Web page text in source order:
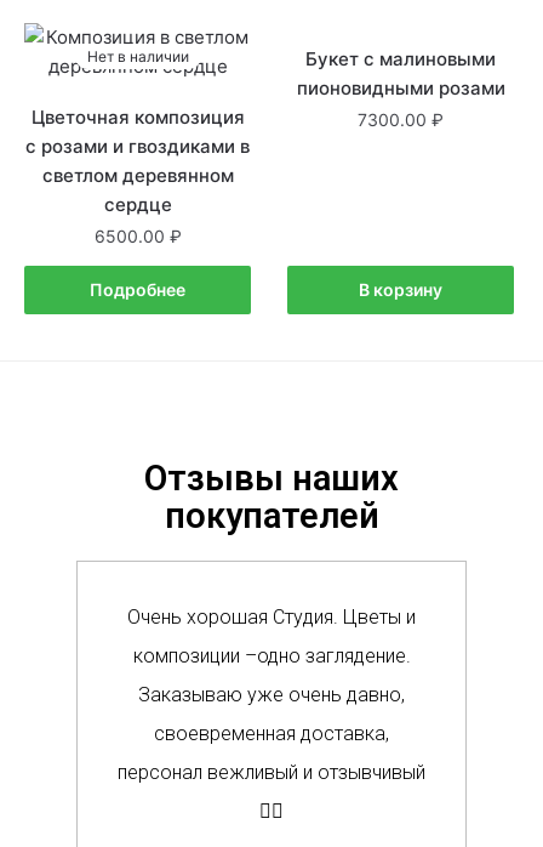
Нет в наличии
Цветочная композиция
с розами и гвоздиками в
светлом деревянном
сердце
6500.00
Подробнее
В наличии
Букет с малиновыми
пионовидными розами
7300.00
В корзину
Отзывы наших
покупателей
Очень хорошая Студия. Цветы и
композиции –одно заглядение.
Заказываю уже очень давно,
своевременная доставка,
персонал вежливый и отзывчивый
👍🏼